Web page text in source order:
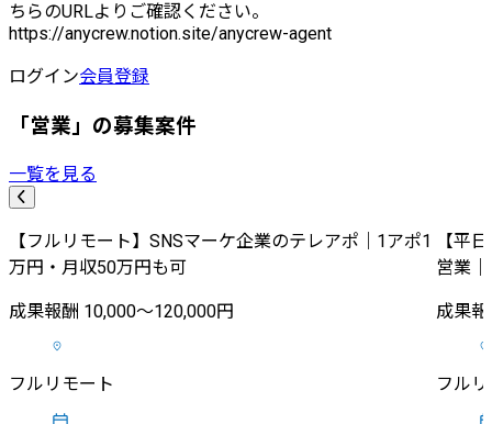
ちらのURLよりご確認ください。
https://anycrew.notion.site/anycrew-agent
ログイン会員登録
「営業」の募集案件
一覧を見る
【フルリモート】SNSマーケ企業のテレアポ｜1アポ1
万円・月収50万円も可
成果報酬 10,000〜120,000円
フルリモート
【平
営業
成果
フル